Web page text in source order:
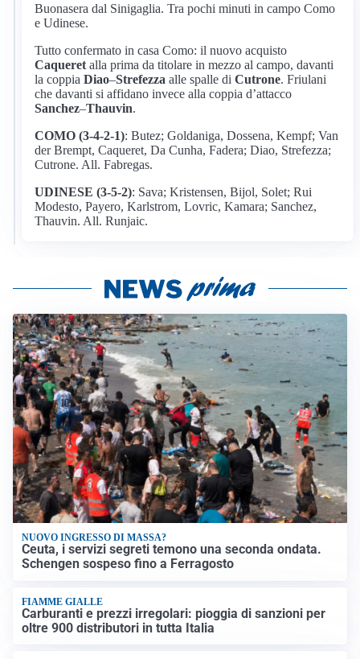
Buonasera dal Sinigaglia. Tra pochi minuti in campo Como
e Udinese.
Tutto confermato in casa Como: il nuovo acquisto
Caqueret alla prima da titolare in mezzo al campo, davanti
la coppiaDiao–Strefezza alle spalle diCutrone. Friulani
che davanti si affidano invece alla coppia d’attacco
Sanchez–Thauvin.
COMO (3-4-2-1): Butez; Goldaniga, Dossena, Kempf; Van
der Brempt, Caqueret, Da Cunha, Fadera; Diao, Strefezza;
Cutrone. All. Fabregas.
UDINESE (3-5-2): Sava; Kristensen, Bijol, Solet; Rui
Modesto, Payero, Karlstrom, Lovric, Kamara; Sanchez,
Thauvin. All. Runjaic.
NUOVO INGRESSO DI MASSA?
Ceuta, i servizi segreti temono una seconda ondata.
Schengen sospeso fino a Ferragosto
FIAMME GIALLE
Carburanti e prezzi irregolari: pioggia di sanzioni per
oltre 900 distributori in tutta Italia